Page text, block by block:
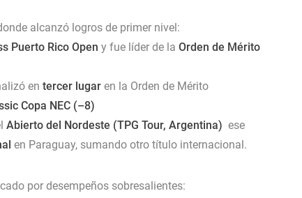
alcanzó logros de primer nivel:
Puerto Rico Open y fue líder de la Orden de Mérito
en tercer lugar en la Orden de Mérito
Copa NEC (–8)
Abierto del Nordeste (TPG Tour, Argentina) ese
en Paraguay, sumando otro título internacional.
por desempeños sobresalientes: